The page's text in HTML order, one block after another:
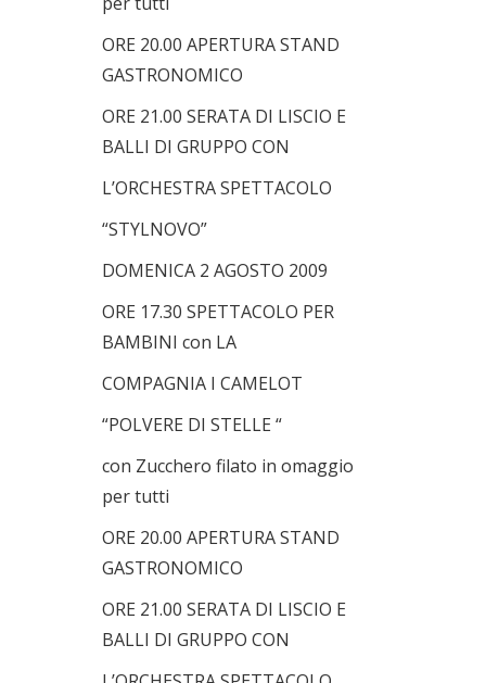
ORE 20.00 APERTURA STAND
GASTRONOMICO
ORE 21.00 SERATA DI LISCIO E
BALLI DI GRUPPO CON
L’ORCHESTRA SPETTACOLO
“STYLNOVO”
DOMENICA 2 AGOSTO 2009
ORE 17.30 SPETTACOLO PER
BAMBINI con LA
COMPAGNIA I CAMELOT
“POLVERE DI STELLE “
con Zucchero filato in omaggio
per tutti
ORE 20.00 APERTURA STAND
GASTRONOMICO
ORE 21.00 SERATA DI LISCIO E
BALLI DI GRUPPO CON